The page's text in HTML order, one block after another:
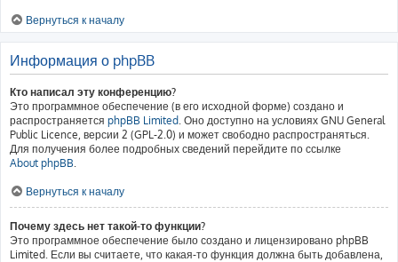
Вернуться к началу
Информация о phpBB
Кто написал эту конференцию?
Это программное обеспечение (в его исходной форме) создано и
распространяется phpBB Limited. Оно доступно на условиях GNU General
Public Licence, версии 2 (GPL-2.0) и может свободно распространяться.
Для получения более подробных сведений перейдите по ссылке
About phpBB.
Вернуться к началу
Почему здесь нет такой-то функции?
Это программное обеспечение было создано и лицензировано phpBB
Limited. Если вы считаете, что какая-то функция должна быть добавлена,